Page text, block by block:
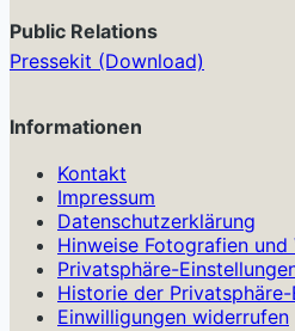
Public Relations
Pressekit (Download)
Informationen
Kontakt
Impressum
Datenschutzerklärung
Hinweise Fotografien
Privatsphäre-
Historie der
Einwilligungen widerrufen